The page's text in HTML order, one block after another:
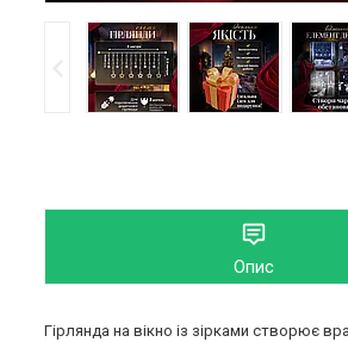
Опис
Гірлянда на вікно із зірками створює